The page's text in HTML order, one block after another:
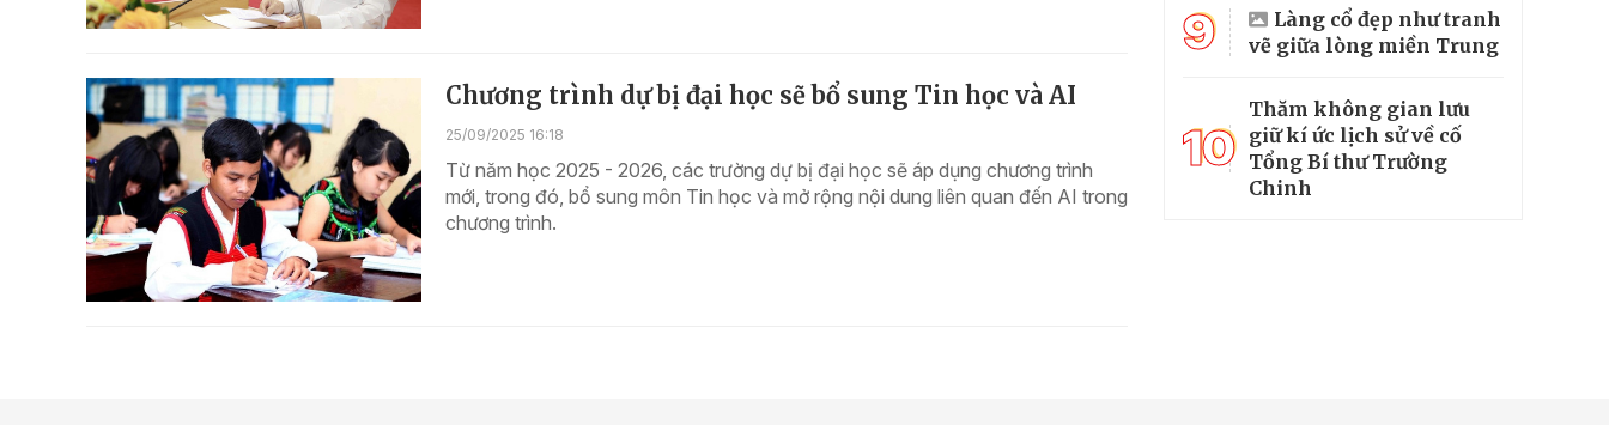
Chương trình dự bị đại học sẽ bổ sung Tin học và AI
25/09/2025 16:18
Từ năm học 2025 - 2026, các trường dự bị đại học sẽ áp dụng chương trình
mới, trong đó, bổ sung môn Tin học và mở rộng nội dung liên quan đến AI trong
chương trình.
9
Làng cổ đẹp như tranh
vẽ giữa lòng miền Trung
10
Thăm không gian lưu
giữ kí ức lịch sử về cố
Tổng Bí thư Trường
Chinh